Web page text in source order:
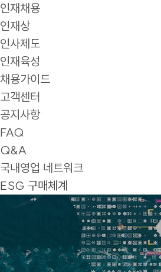
인재채용
인재상
인사제도
인재육성
채용가이드
고객센터
공지사항
FAQ
Q&A
국내영업 네트워크
ESG 구매체계